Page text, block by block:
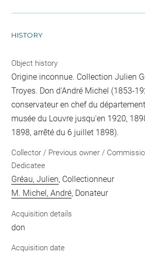
HISTORY
Object history
Origine inconnue. Collection Julien
Troyes. Don d'André Michel (1853-
conservateur en chef du
musée du Louvre jusqu'en 1920,
1898, arrêté du 6 juillet 1898).
Collector / Previous owner /
Dedicatee
Gréau, Julien, Collectionneur
M. Michel, André, Donateur
Acquisition details
don
Acquisition date